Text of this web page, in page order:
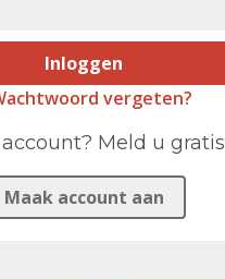
Inloggen
vergeten?
Meld u
Maak account aan